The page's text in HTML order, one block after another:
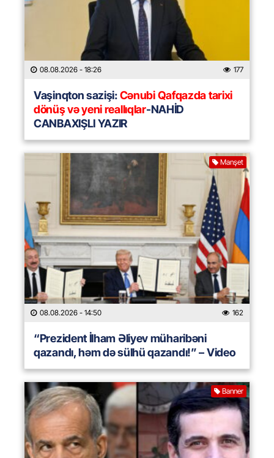
08.08.2026 - 18:26 177
Vaşinqton sazişi:Cənubi Qafqazda tarixi
dönüş və yeni reallıqlar-NAHİD
CANBAXIŞLI YAZIR
Manşet
08.08.2026 - 14:50 162
“Prezident İlham Əliyev müharibəni
qazandı, həm də sülhü qazandı!” – Video
Banner